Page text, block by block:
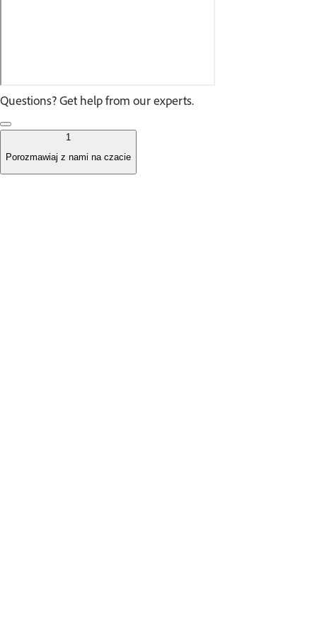
Questions? Get help from our experts.
1
Porozmawiaj z nami na czacie